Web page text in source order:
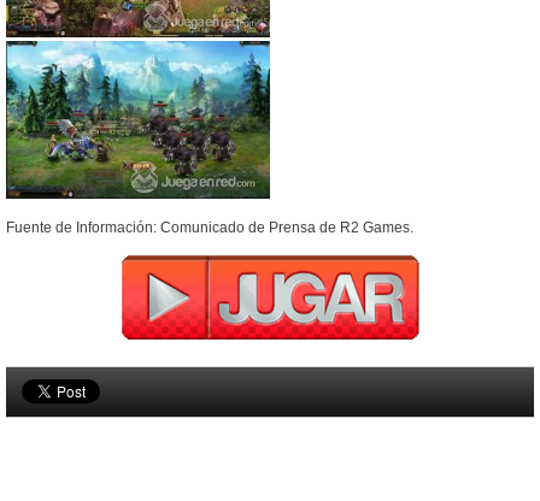
Fuente de Información: Comunicado de Prensa de R2 Games.